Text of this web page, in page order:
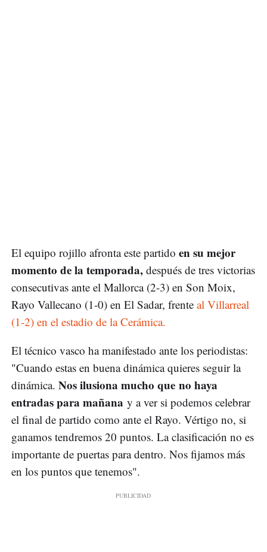
El equipo rojillo afronta este partido en su mejor
momento de la temporada, después de tres victorias
consecutivas ante el Mallorca (2-3) en Son Moix,
Rayo Vallecano (1-0) en El Sadar, frente al Villarreal
(1-2) en el estadio de la Cerámica.
El técnico vasco ha manifestado ante los periodistas:
"Cuando estas en buena dinámica quieres seguir la
dinámica. Nos ilusiona mucho que no haya
entradas para mañana y a ver si podemos celebrar
el final de partido como ante el Rayo. Vértigo no, si
ganamos tendremos 20 puntos. La clasificación no es
importante de puertas para dentro. Nos fijamos más
en los puntos que tenemos".